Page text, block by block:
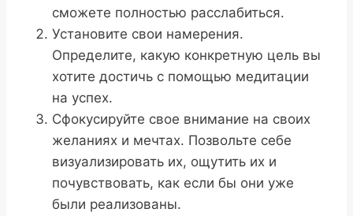
сможете полностью расслабиться.
Установите свои намерения.
Определите, какую конкретную цель вы
хотите достичь с помощью медитации
на успех.
Сфокусируйте свое внимание на своих
желаниях и мечтах. Позвольте себе
визуализировать их, ощутить их и
почувствовать, как если бы они уже
были реализованы.